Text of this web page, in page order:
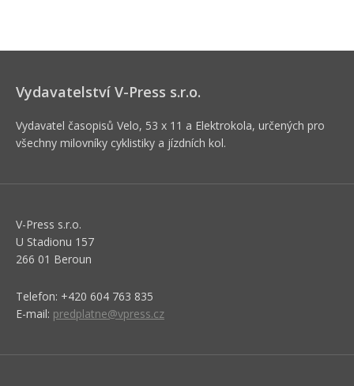
Vydavatelství V-Press s.r.o.
Vydavatel časopisů Velo, 53 x 11 a Elektrokola, určených pro
všechny milovníky cyklistiky a jízdních kol.
V-Press s.r.o.
U Stadionu 157
266 01 Beroun
Telefon: +420 604 763 835
E-mail: predplatne@vpress.cz